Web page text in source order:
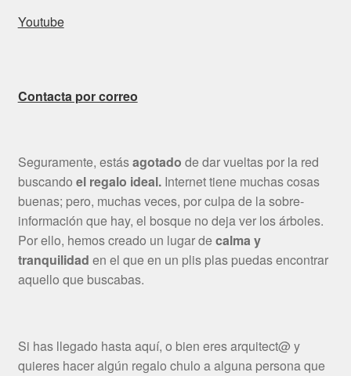
Youtube
Contacta por correo
Seguramente, estásagotado de dar vueltas por la red
buscando el regalo ideal.Internet tiene muchas cosas
buenas; pero, muchas veces, por culpa de la sobre-
información que hay, el bosque no deja ver los árboles.
Por ello, hemos creado un lugar decalma y
tranquilidad en el que en un plis plas puedas encontrar
aquello que buscabas.
Si has llegado hasta aquí, o bien eres arquitect@ y
quieres hacer algún regalo chulo a alguna persona que